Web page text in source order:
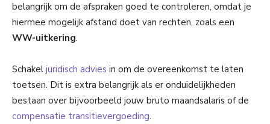
belangrijk om de afspraken goed te controleren, omdat je
hiermee mogelijk afstand doet van rechten, zoals een
WW-uitkering.
Schakel juridisch advies in om de overeenkomst te laten
toetsen. Dit is extra belangrijk als er onduidelijkheden
bestaan over bijvoorbeeld jouw bruto maandsalaris of de
compensatie transitievergoeding.